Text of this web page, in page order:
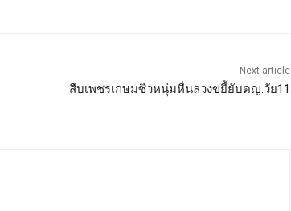
Next article
สืบเพชรเกษมซิวหนุ่มหื่นลวงขยี้ยับดญ.วัย11